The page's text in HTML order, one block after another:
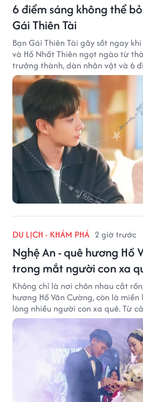
6 điểm sáng không thể
Gái Thiên Tài
Bạn Gái Thiên Tài gây sốt ngay
và Hồ Nhất Thiên ngọt ngào từ
trưởng thành, dàn nhân vật và 6
DU LỊCH - KHÁM PHÁ 2 giờ trước
Nghệ An - quê hương Hồ
trong mắt người con xa
Không chỉ là nơi chôn nhau cắt
hương Hồ Văn Cường, còn là
lòng nhiều người con xa quê. Từ
đến hương vị quê nhà, tất cả đều
điều khiến họ luôn mong ngày trở